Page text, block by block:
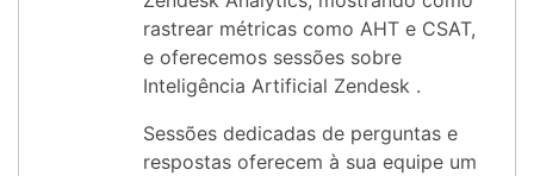
rastrear métricas como AHT e CSAT,
e oferecemos sessões sobre
Inteligência Artificial Zendesk .
Sessões dedicadas de perguntas e
respostas oferecem à sua equipe um